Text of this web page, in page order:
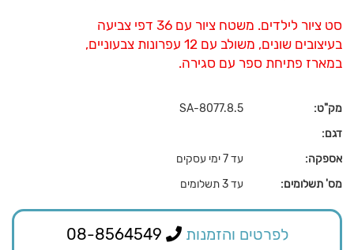
סט ציור לילדים. משטח ציור עם 36 דפי צביעה
בעיצובים שונים, משולב עם 12 עפרונות צבעוניים,
במארז פתיחת ספר עם סגירה.
מק"ט:
SA-8077.8.5
דגם:
אספקה:
עד 7 ימי עסקים
מס' תשלומים:
עד 3 תשלומים
לפרטים והזמנות